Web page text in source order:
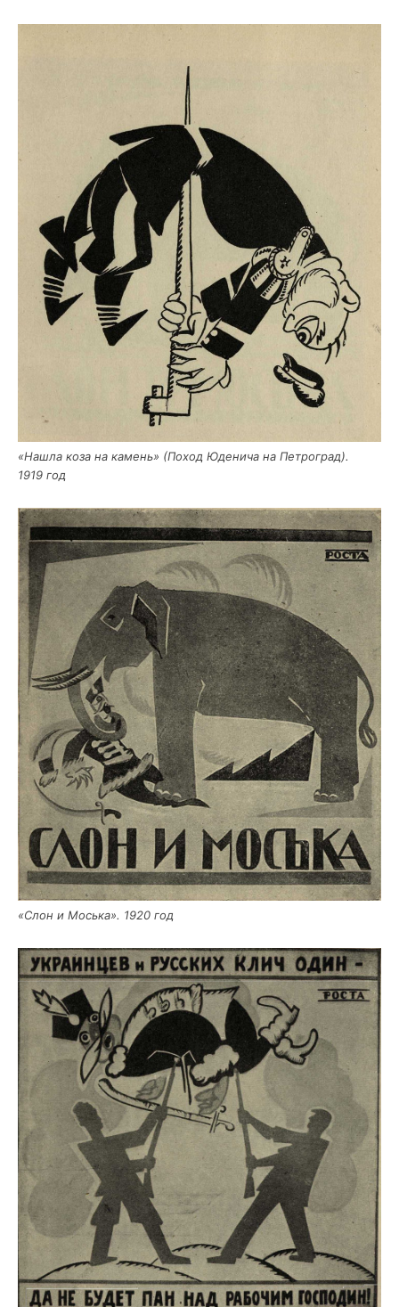
«Нашла коза на камень» (Поход Юде­ни­ча на Пет­ро­град).
1919 год
«Слон и Мось­ка». 1920 год